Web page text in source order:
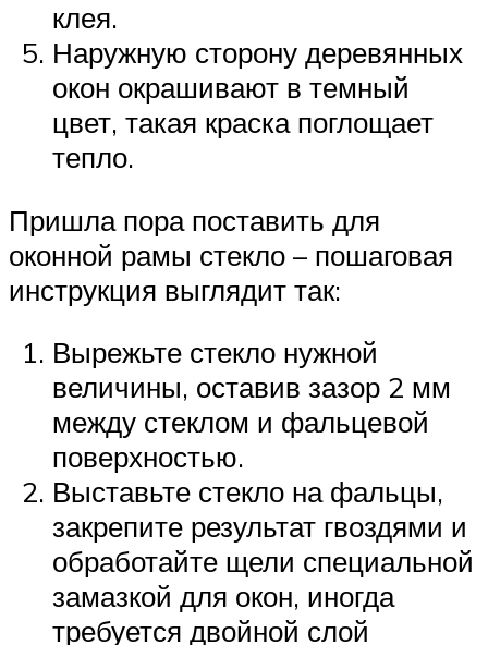
клея.
Наружную сторону деревянных
окон окрашивают в темный
цвет, такая краска поглощает
тепло.
Пришла пора поставить для
оконной рамы стекло – пошаговая
инструкция выглядит так:
Вырежьте стекло нужной
величины, оставив зазор 2 мм
между стеклом и фальцевой
поверхностью.
Выставьте стекло на фальцы,
закрепите результат гвоздями и
обработайте щели специальной
замазкой для окон, иногда
требуется двойной слой